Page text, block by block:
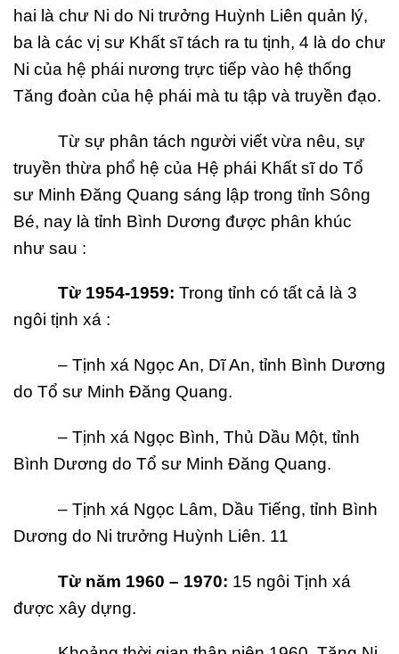
hai là chư Ni do Ni trưởng Huỳnh Liên quản lý,
ba là các vị sư Khất sĩ tách ra tu tịnh, 4 là do chư
Ni của hệ phái nương trực tiếp vào hệ thống
Tăng đoàn của hệ phái mà tu tập và truyền đạo.
Từ sự phân tách người viết vừa nêu, sự
truyền thừa phổ hệ của Hệ phái Khất sĩ do Tổ
sư Minh Đăng Quang sáng lập trong tỉnh Sông
Bé, nay là tỉnh Bình Dương được phân khúc
như sau :
Từ 1954-1959: Trong tỉnh có tất cả là 3
ngôi tịnh xá :
– Tịnh xá Ngọc An, Dĩ An, tỉnh Bình Dương
do Tổ sư Minh Đăng Quang.
– Tịnh xá Ngọc Bình, Thủ Dầu Một, tỉnh
Bình Dương do Tổ sư Minh Đăng Quang.
– Tịnh xá Ngọc Lâm, Dầu Tiếng, tỉnh Bình
Dương do Ni trưởng Huỳnh Liên. 11
Từ năm 1960 – 1970: 15 ngôi Tịnh xá
được xây dựng.